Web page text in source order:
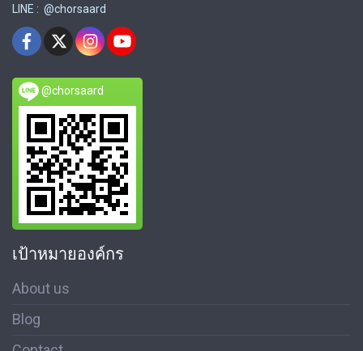
LINE : @chorsaard
@chorsaard
เป้าหมายองค์กร
About us
Blog